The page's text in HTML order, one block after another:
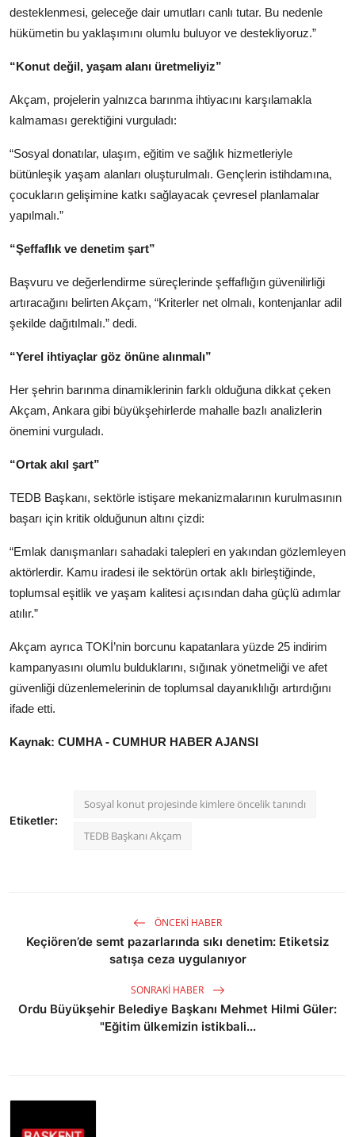
desteklenmesi, geleceğe dair umutları canlı tutar. Bu nedenle
hükümetin bu yaklaşımını olumlu buluyor ve destekliyoruz.”
“Konut değil, yaşam alanı üretmeliyiz”
Akçam, projelerin yalnızca barınma ihtiyacını karşılamakla
kalmaması gerektiğini vurguladı:
“Sosyal donatılar, ulaşım, eğitim ve sağlık hizmetleriyle
bütünleşik yaşam alanları oluşturulmalı. Gençlerin istihdamına,
çocukların gelişimine katkı sağlayacak çevresel planlamalar
yapılmalı.”
“Şeffaflık ve denetim şart”
Başvuru ve değerlendirme süreçlerinde şeffaflığın güvenilirliği
artıracağını belirten Akçam, “Kriterler net olmalı, kontenjanlar adil
şekilde dağıtılmalı.” dedi.
“Yerel ihtiyaçlar göz önüne alınmalı”
Her şehrin barınma dinamiklerinin farklı olduğuna dikkat çeken
Akçam, Ankara gibi büyükşehirlerde mahalle bazlı analizlerin
önemini vurguladı.
“Ortak akıl şart”
TEDB Başkanı, sektörle istişare mekanizmalarının kurulmasının
başarı için kritik olduğunun altını çizdi:
“Emlak danışmanları sahadaki talepleri en yakından gözlemleyen
aktörlerdir. Kamu iradesi ile sektörün ortak aklı birleştiğinde,
toplumsal eşitlik ve yaşam kalitesi açısından daha güçlü adımlar
atılır.”
Akçam ayrıca TOKİ’nin borcunu kapatanlara yüzde 25 indirim
kampanyasını olumlu bulduklarını, sığınak yönetmeliği ve afet
güvenliği düzenlemelerinin de toplumsal dayanıklılığı artırdığını
ifade etti.
Kaynak: CUMHA - CUMHUR HABER AJANSI
Etiketler:
Sosyal konut projesinde kimlere öncelik tanındı
TEDB Başkanı Akçam
ÖNCEKI HABER
Keçiören’de semt pazarlarında sıkı denetim: Etiketsiz
satışa ceza uygulanıyor
SONRAKI HABER
Ordu Büyükşehir Belediye Başkanı Mehmet Hilmi Güler:
"Eğitim ülkemizin istikbali...